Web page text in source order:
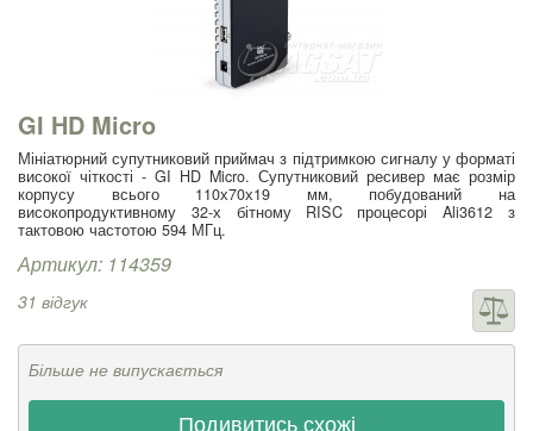
GI HD Micro
Мініатюрний супутниковий приймач з підтримкою сигналу у форматі
високої чіткості - GI HD Micro. Супутниковий ресивер має розмір
корпусу всього 110х70х19 мм, побудований на
високопродуктивному 32-х бітному RISC процесорі Ali3612 з
тактовою частотою 594 МГц.
Артикул: 114359
31 відгук
Більше не випускається
Подивитись схожі